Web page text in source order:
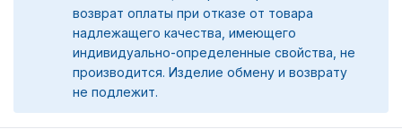
возврат оплаты при отказе от товара
надлежащего качества, имеющего
индивидуально-определенные свойства, не
производится. Изделие обмену и возврату
не подлежит.